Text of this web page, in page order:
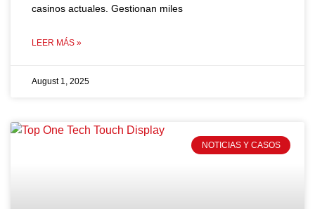
casinos actuales. Gestionan miles
LEER MÁS »
August 1, 2025
NOTICIAS Y CASOS